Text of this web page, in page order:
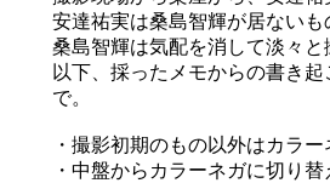
安達祐実は桑島智輝が居ないも
桑島智輝は気配を消して淡々と
以下、採ったメモからの書き起
で。
・撮影初期のもの以外はカラー
・中盤からカラーネガに切り